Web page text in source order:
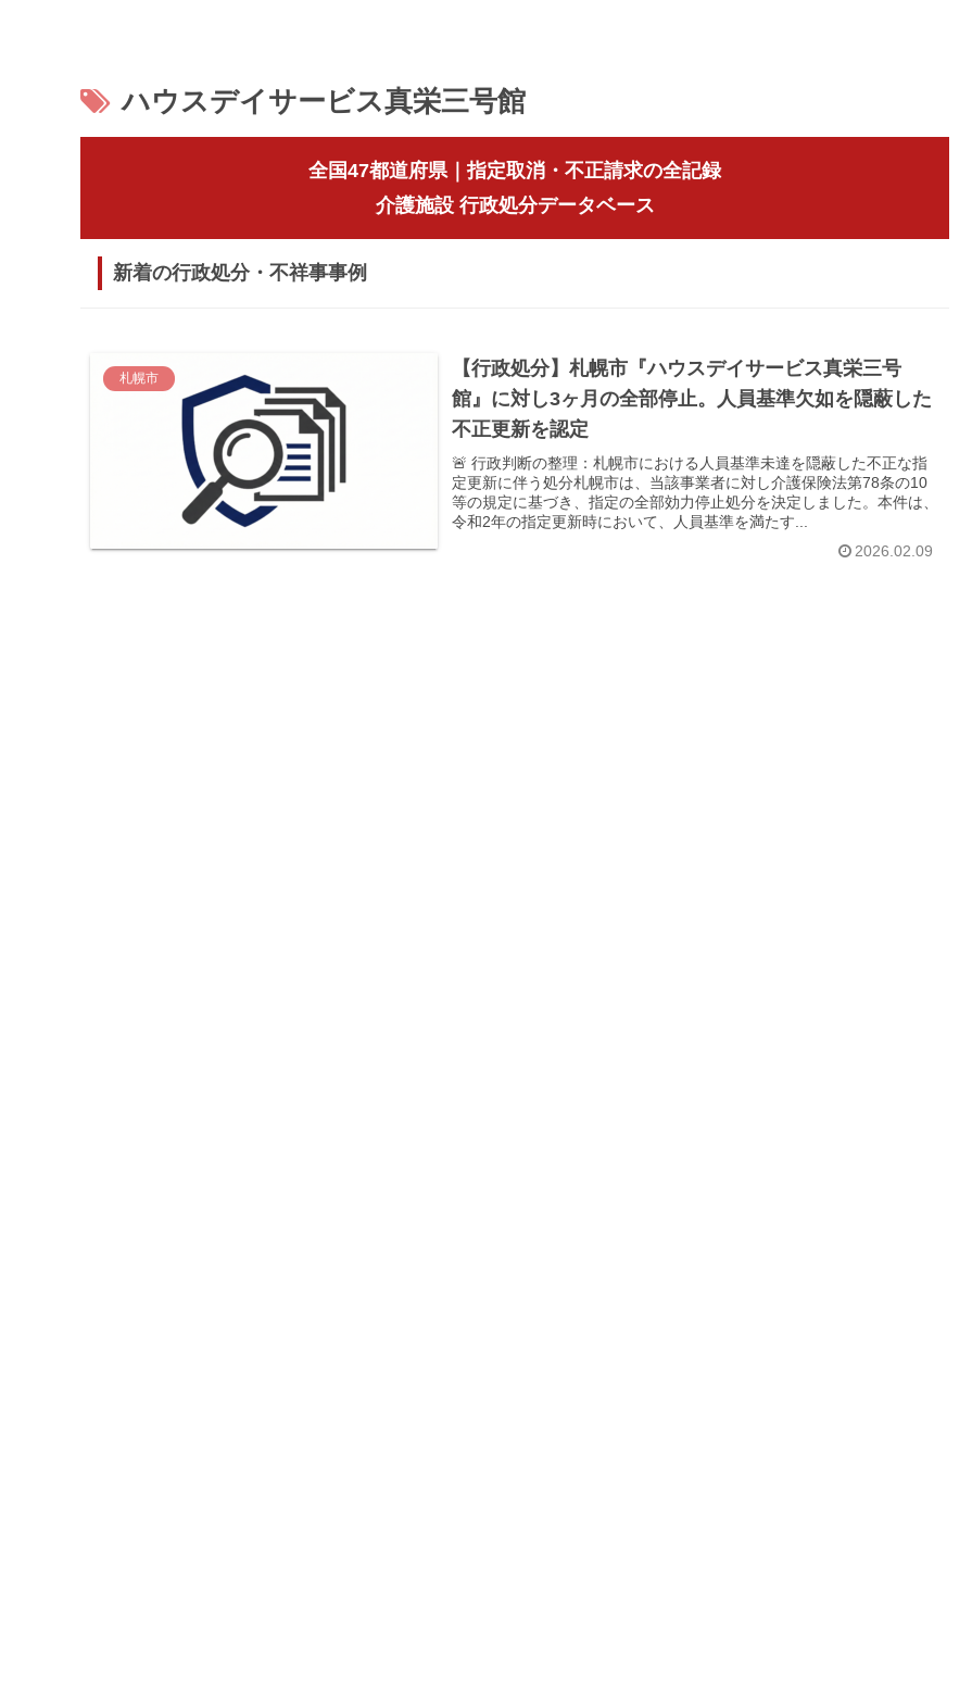
ハウスデイサービス真栄三号館
全国47都道府県｜指定取消・不正請求の全記録
介護施設 行政処分データベース
新着の行政処分・不祥事事例
札幌市
【行政処分】札幌市『ハウスデイサービス真栄三号
館』に対し3ヶ月の全部停止。人員基準欠如を隠蔽した
不正更新を認定
🚨 行政判断の整理：札幌市における人員基準未達を隠蔽した不正な指
定更新に伴う処分札幌市は、当該事業者に対し介護保険法第78条の10
等の規定に基づき、指定の全部効力停止処分を決定しました。本件は、
令和2年の指定更新時において、人員基準を満たす...
2026.02.09